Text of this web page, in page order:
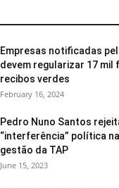
Empresas notificadas
devem regularizar 17 mil
recibos verdes
February 16, 2024
Pedro Nuno Santos
“interferência” política na
gestão da TAP
June 15, 2023